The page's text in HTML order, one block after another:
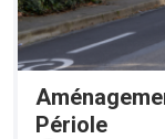
Périole